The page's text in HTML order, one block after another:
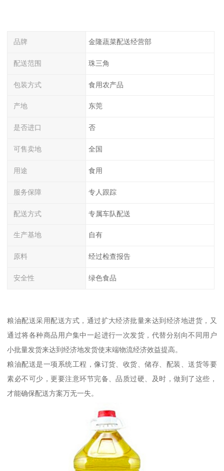
品牌 金隆蔬菜配送经营部
配送范围 珠三角
包装方式 食用农产品
产地 东莞
是否进口 否
可售卖地 全国
用途 食用
服务保障 专人跟踪
配送方式 专属车队配送
生产基地 自有
原料 经过检查报告
安全性 绿色食品
粮油配送采用配送方式，通过扩大经济批量来达到经济地进货，又
通过将各种商品用户集中一起进行一次发货，代替分别向不同用户
小批量发货来达到经济地发货使末端物流经济效益提高。
粮油配送是一项系统工程，像订货、收货、储存、配装、送货等要
素必不可少，更要注意环节完备、品质过硬、及时，做到了这些，
才能确保配送方案万无一失。